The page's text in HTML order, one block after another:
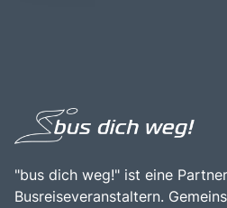
und den Charme dieser
möchten.
"bus dich weg!" ist eine
Busreiseveranstaltern.